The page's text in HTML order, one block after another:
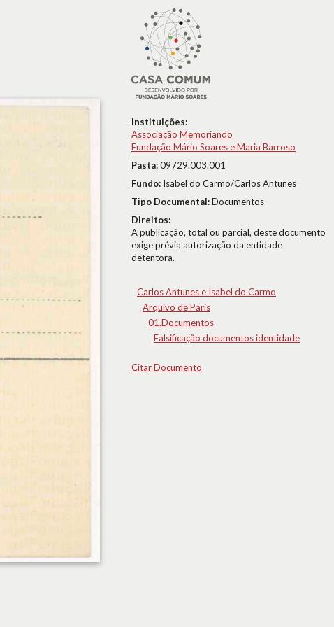
Instituições:
Associação Memoriando
Fundação Mário Soares e Maria Barroso
Pasta:09729.003.001
Fundo: Isabel do Carmo/Carlos Antunes
Tipo Documental:Documentos
Direitos:
A publicação, total ou parcial, deste documento
exige prévia autorização da entidade
detentora.
Carlos Antunes e Isabel do Carmo
Arquivo de Paris
01.Documentos
Falsificação documentos identidade
Citar Documento